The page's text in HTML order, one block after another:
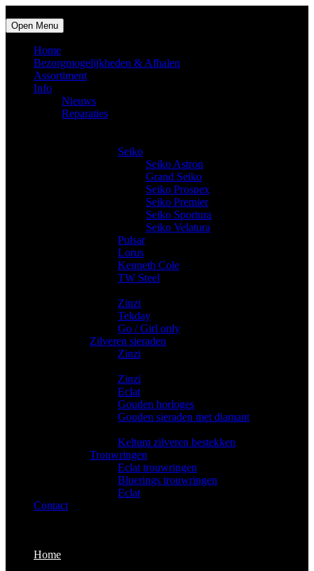
Open Menu
Home
Bezorgmogelijkheden & Afhalen
Assortiment
Info
Nieuws
Reparaties
Seiko
Seiko Astron
Grand Seiko
Seiko Prospex
Seiko Premier
Seiko Sportura
Seiko Velatura
Pulsar
Lorus
Kenneth Cole
TW Steel
Zinzi
Tekday
Go / Girl only
Zilveren sieraden
Zinzi
Zinzi
Eclat
Gouden horloges
Gouden sieraden met diamant
Keltum zilveren bestekken
Trouwringen
Eclat trouwringen
Bluerings trouwringen
Eclat
Contact
Home